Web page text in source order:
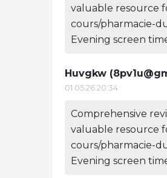
valuable resource
cours/pharmacie-
Evening screen
Huvgkw (
01.05.26 20:34
Comprehensive
valuable resource
cours/pharmacie-
Evening screen